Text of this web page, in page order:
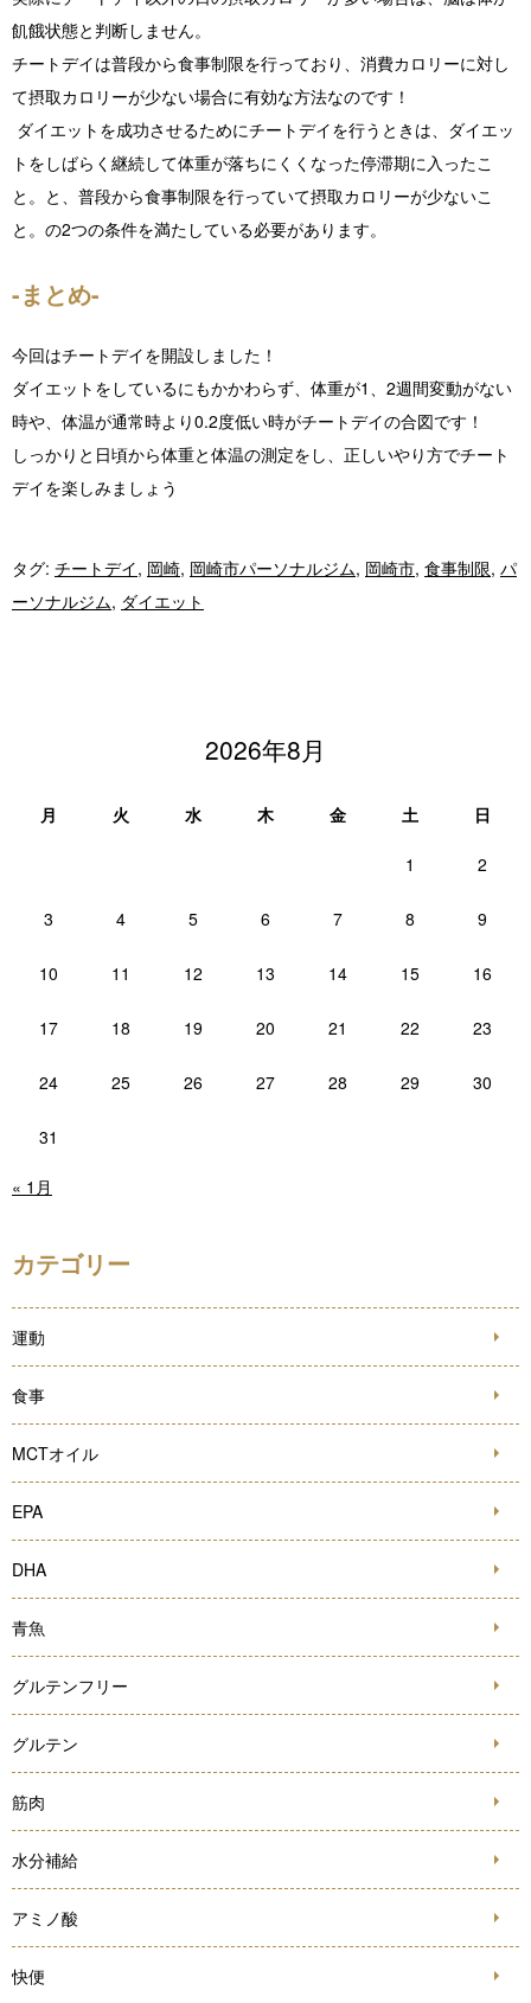
飢餓状態と判断しません。
チートデイは普段から食事制限を行っており、消費カロリーに対し
て摂取カロリーが少ない場合に有効な方法なのです！
ダイエットを成功させるためにチートデイを行うときは、ダイエッ
トをしばらく継続して体重が落ちにくくなった停滞期に入ったこ
と。と、普段から食事制限を行っていて摂取カロリーが少ないこ
と。の2つの条件を満たしている必要があります。
-まとめ-
今回はチートデイを開設しました！
ダイエットをしているにもかかわらず、体重が1、2週間変動がない
時や、体温が通常時より0.2度低い時がチートデイの合図です！
しっかりと日頃から体重と体温の測定をし、正しいやり方でチート
デイを楽しみましょう
タグ: チートデイ, 岡崎, 岡崎市パーソナルジム, 岡崎市, 食事制限, パ
ーソナルジム, ダイエット
2026年8月
月 火 水 木 金 土 日
1 2
3 4 5 6 7 8 9
10 11 12 13 14 15 16
17 18 19 20 21 22 23
24 25 26 27 28 29 30
31
« 1月
カテゴリー
運動
食事
MCTオイル
EPA
DHA
青魚
グルテンフリー
グルテン
筋肉
水分補給
アミノ酸
快便